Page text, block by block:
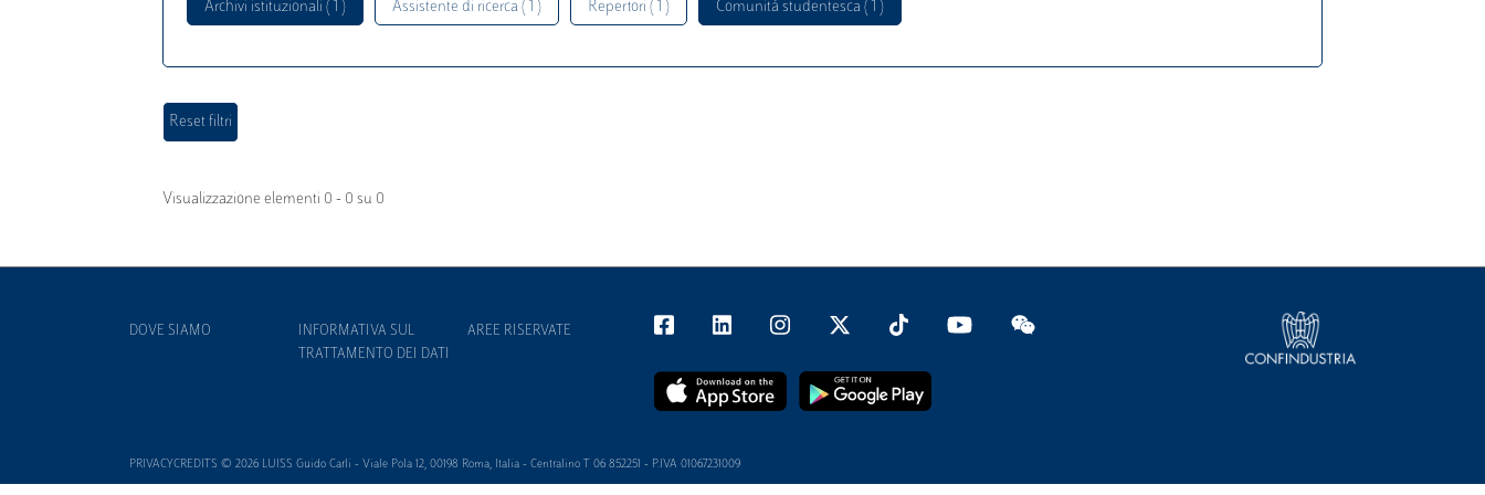
Archivi istituzionali ( 1 ) Assistente di ricerca ( 1 ) Repertori ( 1 ) Comunità studentesca ( 1 )
Visualizzazione elementi 0 - 0 su 0
DOVE SIAMO
INFORMATIVA SUL
TRATTAMENTO DEI DATI
AREE RISERVATE
PRIVACYCREDITS © 2026 LUISS Guido Carli - Viale Pola 12, 00198 Roma, Italia - Centralino T 06 852251 - P.IVA 01067231009